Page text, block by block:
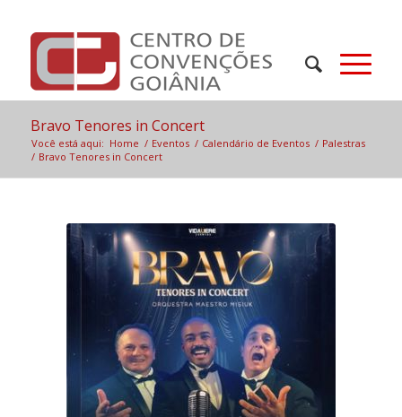
Bravo Tenores in Concert
Você está aqui: Home / Eventos / Calendário de Eventos / Palestras
/ Bravo Tenores in Concert